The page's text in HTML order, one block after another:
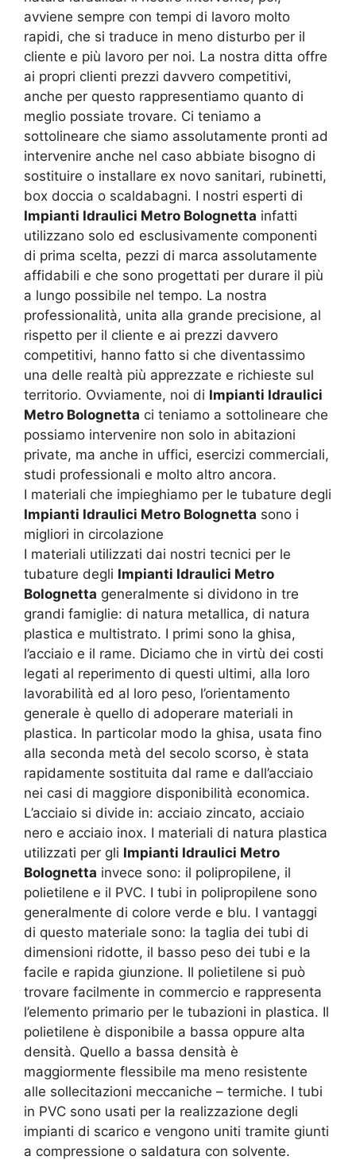
avviene sempre con tempi di lavoro molto
rapidi, che si traduce in meno disturbo per il
cliente e più lavoro per noi. La nostra ditta offre
ai propri clienti prezzi davvero competitivi,
anche per questo rappresentiamo quanto di
meglio possiate trovare. Ci teniamo a
sottolineare che siamo assolutamente pronti ad
intervenire anche nel caso abbiate bisogno di
sostituire o installare ex novo sanitari, rubinetti,
box doccia o scaldabagni. I nostri esperti di
Impianti Idraulici Metro Bolognetta infatti
utilizzano solo ed esclusivamente componenti
di prima scelta, pezzi di marca assolutamente
affidabili e che sono progettati per durare il più
a lungo possibile nel tempo. La nostra
professionalità, unita alla grande precisione, al
rispetto per il cliente e ai prezzi davvero
competitivi, hanno fatto si che diventassimo
una delle realtà più apprezzate e richieste sul
territorio. Ovviamente, noi di Impianti Idraulici
Metro Bolognetta ci teniamo a sottolineare che
possiamo intervenire non solo in abitazioni
private, ma anche in uffici, esercizi commerciali,
studi professionali e molto altro ancora.
I materiali che impieghiamo per le tubature degli
Impianti Idraulici Metro Bolognetta sono i
migliori in circolazione
I materiali utilizzati dai nostri tecnici per le
tubature degli Impianti Idraulici Metro
Bolognetta generalmente si dividono in tre
grandi famiglie: di natura metallica, di natura
plastica e multistrato. I primi sono la ghisa,
l’acciaio e il rame. Diciamo che in virtù dei costi
legati al reperimento di questi ultimi, alla loro
lavorabilità ed al loro peso, l’orientamento
generale è quello di adoperare materiali in
plastica. In particolar modo la ghisa, usata fino
alla seconda metà del secolo scorso, è stata
rapidamente sostituita dal rame e dall’acciaio
nei casi di maggiore disponibilità economica.
L’acciaio si divide in: acciaio zincato, acciaio
nero e acciaio inox. I materiali di natura plastica
utilizzati per gli Impianti Idraulici Metro
Bolognetta invece sono: il polipropilene, il
polietilene e il PVC. I tubi in polipropilene sono
generalmente di colore verde e blu. I vantaggi
di questo materiale sono: la taglia dei tubi di
dimensioni ridotte, il basso peso dei tubi e la
facile e rapida giunzione. Il polietilene si può
trovare facilmente in commercio e rappresenta
l’elemento primario per le tubazioni in plastica. Il
polietilene è disponibile a bassa oppure alta
densità. Quello a bassa densità è
maggiormente flessibile ma meno resistente
alle sollecitazioni meccaniche – termiche. I tubi
in PVC sono usati per la realizzazione degli
impianti di scarico e vengono uniti tramite giunti
a compressione o saldatura con solvente.